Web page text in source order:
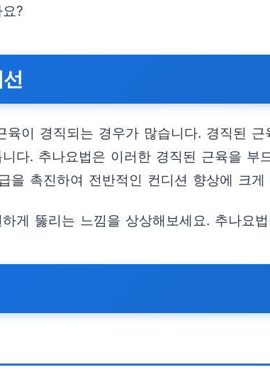
?
이 경직되는 경우가 많습니다. 경직된
다. 추나요법은 이러한 경직된 근육을
을 촉진하여 전반적인 컨디션 향상에 크게
게 뚫리는 느낌을 상상해보세요. 추나요